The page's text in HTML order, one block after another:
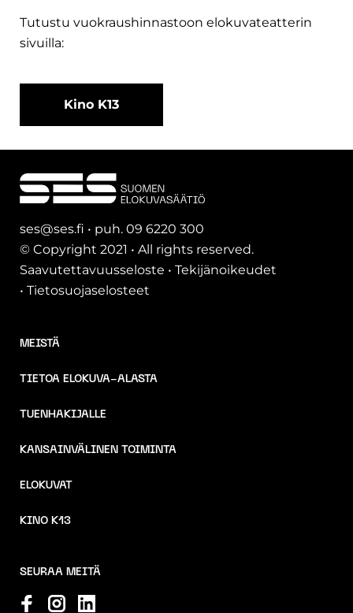
Tutustu vuokraushinnastoon elokuvateatterin
sivuilla:
Kino K13
ses@ses.fi • puh. 09 6220 300
© Copyright 2021 • All rights reserved.
Saavutettavuusseloste • Tekijänoikeudet
• Tietosuojaselosteet
MEISTÄ
TIETOA ELOKUVA-ALASTA
TUENHAKIJALLE
KANSAINVÄLINEN TOIMINTA
ELOKUVAT
KINO K13
SEURAA MEITÄ